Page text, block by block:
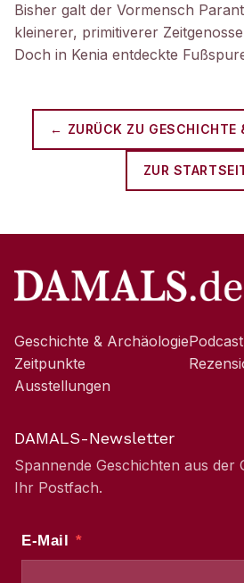
Bisher galt der Vormensch
kleinerer, primitiverer
Doch in Kenia entdeckte
← ZURÜCK ZU GESCHICHTE
ZUR
Geschichte & Archäologie
Zeitpunkte
Ausstellungen
Podcast
DAMALS-Newsletter
Spannende Geschichten aus der
Ihr Postfach.